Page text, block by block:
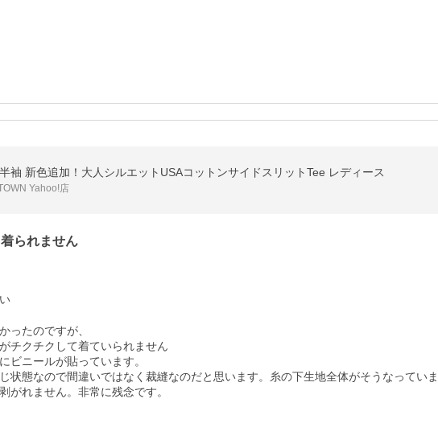
袖 新色追加！大人シルエットUSAコットンサイドスリットTee レディース
Yahoo!店
られません
ったのですが、
チクチクして着ていられません
ビニールが貼っています。
状態なので間違いではなく裁縫なのだと思います。糸の下生地全体がそうなっていま
がれません。非常に残念です。